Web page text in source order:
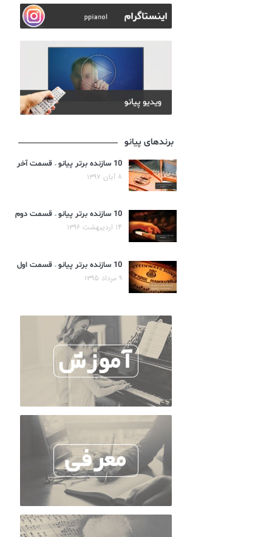
برندهای پیانو
10 سازنده برتر پیانو – قسمت آخر
۸ آبان ۱۳۹۷
10 سازنده برتر پیانو – قسمت دوم
۱۴ اردیبهشت ۱۳۹۶
10 سازنده برتر پیانو – قسمت اول
۹ مرداد ۱۳۹۵